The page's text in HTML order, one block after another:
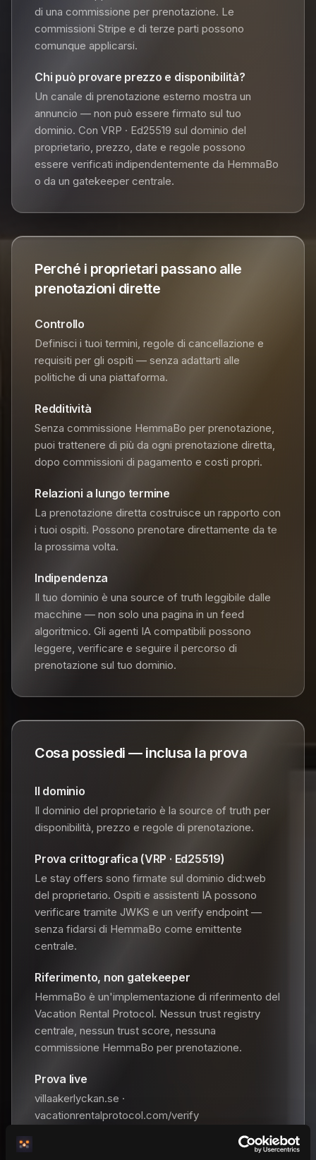
di una commissione per prenotazione. Le
commissioni Stripe e di terze parti possono
comunque applicarsi.
Chi può provare prezzo e disponibilità?
Un canale di prenotazione esterno mostra un
annuncio — non può essere firmato sul tuo
dominio. Con VRP · Ed25519 sul dominio del
proprietario, prezzo, date e regole possono
essere verificati indipendentemente da HemmaBo
o da un gatekeeper centrale.
Perché i proprietari passano alle
prenotazioni dirette
Controllo
Definisci i tuoi termini, regole di cancellazione e
requisiti per gli ospiti — senza adattarti alle
politiche di una piattaforma.
Redditività
Senza commissione HemmaBo per prenotazione,
puoi trattenere di più da ogni prenotazione diretta,
dopo commissioni di pagamento e costi propri.
Relazioni a lungo termine
La prenotazione diretta costruisce un rapporto con
i tuoi ospiti. Possono prenotare direttamente da te
la prossima volta.
Indipendenza
Il tuo dominio è una source of truth leggibile dalle
macchine — non solo una pagina in un feed
algoritmico. Gli agenti IA compatibili possono
leggere, verificare e seguire il percorso di
prenotazione sul tuo dominio.
Cosa possiedi — inclusa la prova
Il dominio
Il dominio del proprietario è la source of truth per
disponibilità, prezzo e regole di prenotazione.
Prova crittografica (VRP · Ed25519)
Le stay offers sono firmate sul dominio did:web
del proprietario. Ospiti e assistenti IA possono
verificare tramite JWKS e un verify endpoint —
senza fidarsi di HemmaBo come emittente
centrale.
Riferimento, non gatekeeper
HemmaBo è un'implementazione di riferimento del
Vacation Rental Protocol. Nessun trust registry
centrale, nessun trust score, nessuna
commissione HemmaBo per prenotazione.
Prova live
villaakerlyckan.se ·
vacationrentalprotocol.com/verify